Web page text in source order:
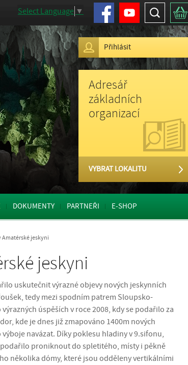
Hledat
Youtube
Facebook
Select Language ▼
Přihlásit
Adresář
základních
organizací
VYBRAT LOKALITU
DOKUMENTY PARTNEŘI E-SHOP
Amatérské jeskyni
jeskyni
uskutečnit výrazné objevy nových jeskynních
tedy mezi spodním patrem Sloupsko-
úspěších v roce 2008, kdy se podařilo za
kde je dnes již zmapováno 1400m nových
navázat. Díky poklesu hladiny v 9.sifonu,
proniknout do spletitého, místy i pěkně
několika dómy, které jsou odděleny vertikálními